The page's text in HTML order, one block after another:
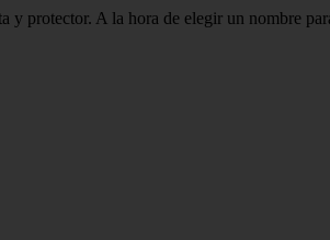
protector. A la hora de elegir un nombre